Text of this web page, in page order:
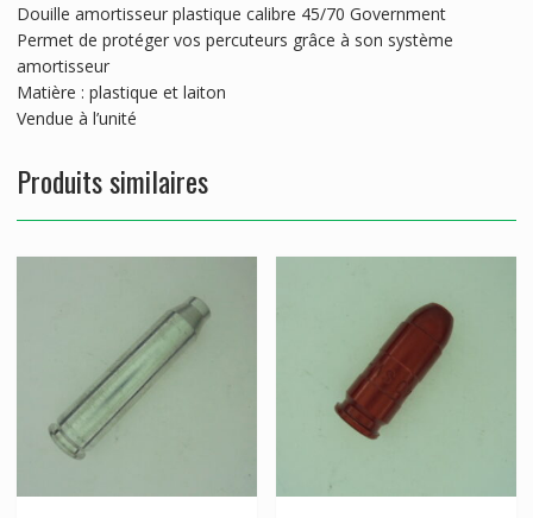
Douille amortisseur plastique calibre 45/70 Government
Permet de protéger vos percuteurs grâce à son système
amortisseur
Matière : plastique et laiton
Vendue à l’unité
Produits similaires